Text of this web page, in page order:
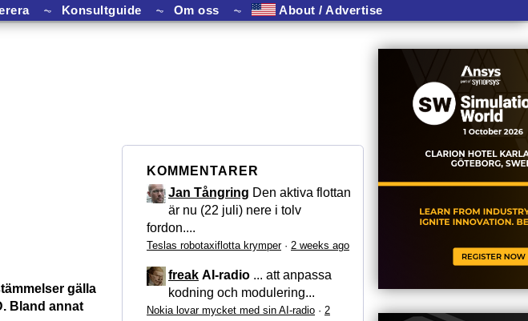
⏦ Konsultguide ⏦ Om oss ⏦ About / Advertise
gälla
Bland annat
KOMMENTARER
Jan Tångring Den aktiva flottan
är nu (22 juli) nere i tolv
fordon....
Teslas robotaxiflotta krymper· 2 weeks ago
freak AI-radio ... att anpassa
kodning och modulering...
Nokia lovar mycket med sin AI-radio · 2